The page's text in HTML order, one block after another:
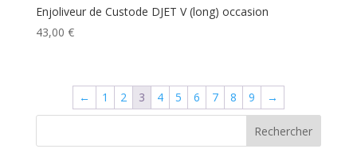
Enjoliveur de Custode DJET V (long) occasion
43,00 €
← 1 2 3 4 5 6 7 8 9 →
Rechercher